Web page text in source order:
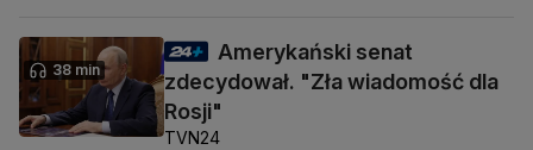
38 min
Amerykański senat
zdecydował. "Zła wiadomość dla
Rosji"
TVN24